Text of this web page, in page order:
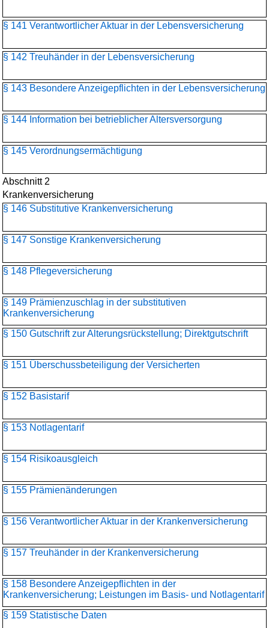
§ 141 Verantwortlicher Aktuar in der Lebensversicherung
§ 142 Treuhänder in der Lebensversicherung
§ 143 Besondere Anzeigepflichten in der Lebensversicherung
§ 144 Information bei betrieblicher Altersversorgung
§ 145 Verordnungsermächtigung
Abschnitt 2
Krankenversicherung
§ 146 Substitutive Krankenversicherung
§ 147 Sonstige Krankenversicherung
§ 148 Pflegeversicherung
§ 149 Prämienzuschlag in der substitutiven
Krankenversicherung
§ 150 Gutschrift zur Alterungsrückstellung; Direktgutschrift
§ 151 Überschussbeteiligung der Versicherten
§ 152 Basistarif
§ 153 Notlagentarif
§ 154 Risikoausgleich
§ 155 Prämienänderungen
§ 156 Verantwortlicher Aktuar in der Krankenversicherung
§ 157 Treuhänder in der Krankenversicherung
§ 158 Besondere Anzeigepflichten in der
Krankenversicherung; Leistungen im Basis- und Notlagentarif
§ 159 Statistische Daten